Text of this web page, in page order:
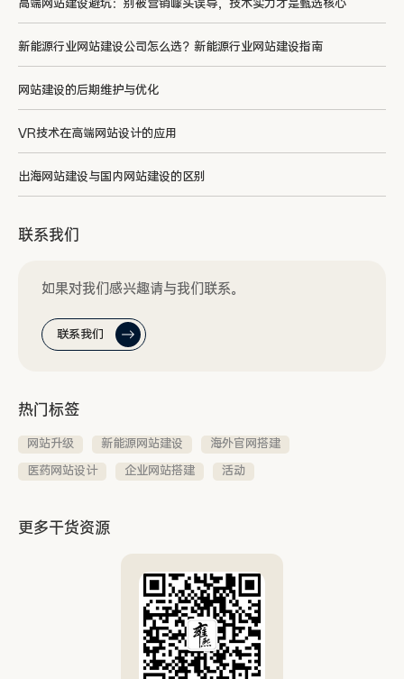
高端网站建设避坑：别被营销噱头误导，技术实力才是甄选核心
新能源行业网站建设公司怎么选？新能源行业网站建设指南
网站建设的后期维护与优化
VR技术在高端网站设计的应用
出海网站建设与国内网站建设的区别
联系我们
如果对我们感兴趣请与我们联系。
联系我们
热门标签
网站升级 新能源网站建设
海外官网搭建
医药网站设计
企业网站搭建 活动
更多干货资源